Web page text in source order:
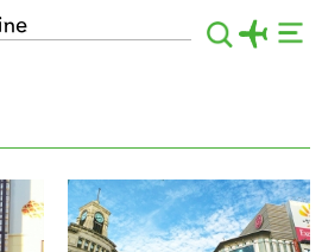
けを集めました。楽しくお買い物やしたり、お土
べたり…♪心も体も満たされる情報が満載です。
紹介します。